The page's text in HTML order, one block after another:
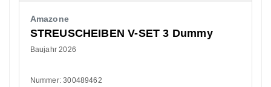
Amazone
STREUSCHEIBEN V-SET 3 Dummy
Baujahr 2026
Nummer: 300489462